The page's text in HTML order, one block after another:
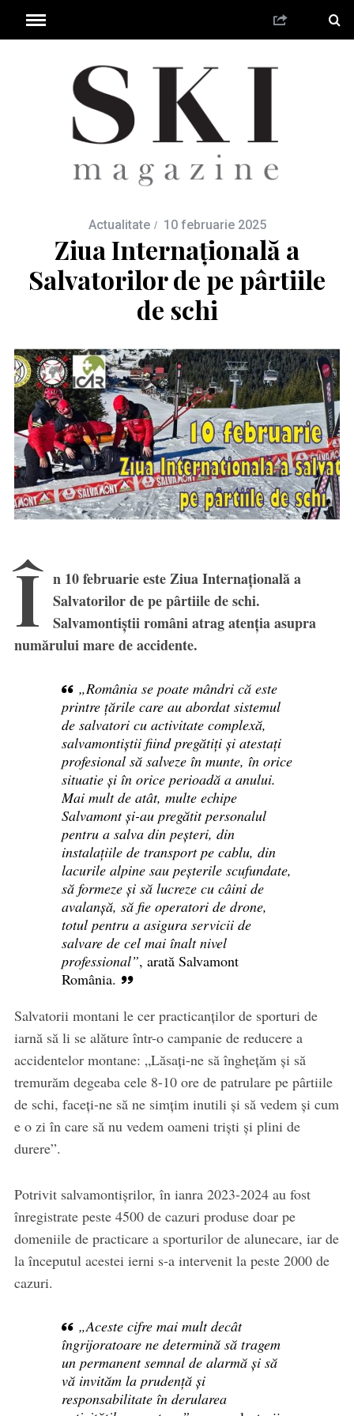
Actualitate 10 februarie 2025
Ziua Internațională a
Salvatorilor de pe pârtiile
de schi
Î n 10 februarie este Ziua Internațională a
Salvatorilor de pe pârtiile de schi.
Salvamontiștii români atrag atenția asupra
numărului mare de accidente.
„România se poate mândri că este
printre țările care au abordat sistemul
de salvatori cu activitate complexă,
salvamontiștii fiind pregătiți și atestați
profesional să salveze în munte, în orice
situatie și în orice perioadă a anului.
Mai mult de atât, multe echipe
Salvamont și-au pregătit personalul
pentru a salva din peșteri, din
instalațiile de transport pe cablu, din
lacurile alpine sau peșterile scufundate,
să formeze și să lucreze cu câini de
avalanșă, să fie operatori de drone,
totul pentru a asigura servicii de
salvare de cel mai înalt nivel
professional”, arată Salvamont
România.
Salvatorii montani le cer practicanților de sporturi de
iarnă să li se alăture într-o campanie de reducere a
accidentelor montane: „Lăsați-ne să înghețăm și să
tremurăm degeaba cele 8-10 ore de patrulare pe pârtiile
de schi, faceți-ne să ne simțim inutili și să vedem și cum
e o zi în care să nu vedem oameni triști și plini de
durere”.
Potrivit salvamontișrilor, în ianra 2023-2024 au fost
înregistrate peste 4500 de cazuri produse doar pe
domeniile de practicare a sporturilor de alunecare, iar de
la începutul acestei ierni s-a intervenit la peste 2000 de
cazuri.
„Aceste cifre mai mult decât
îngrijoratoare ne determină să tragem
un permanent semnal de alarmă și să
vă invităm la prudență și
responsabilitate în derularea